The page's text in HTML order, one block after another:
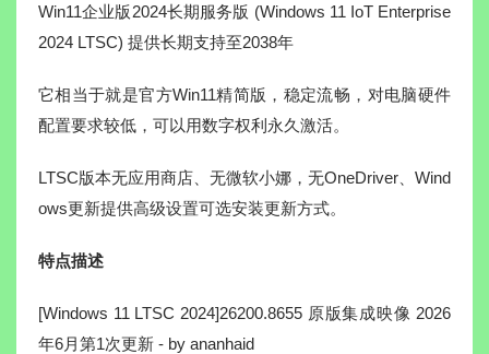
Win11企业版2024长期服务版 (Windows 11 IoT Enterprise
2024 LTSC) 提供长期支持至2038年
它相当于就是官方Win11精简版，稳定流畅，对电脑硬件
配置要求较低，可以用数字权利永久激活。
LTSC版本无应用商店、无微软小娜，无OneDriver、Wind
ows更新提供高级设置可选安装更新方式。
特点描述
[Windows 11 LTSC 2024]26200.8655 原版集成映像 2026
年6月第1次更新 - by ananhaid